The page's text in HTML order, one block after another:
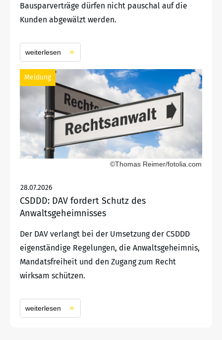
Bausparverträge dürfen nicht pauschal auf die
Kunden abgewälzt werden.
weiterlesen
Meldung
©Thomas Reimer/fotolia.com
28.07.2026
CSDDD: DAV fordert Schutz des
Anwaltsgeheimnisses
Der DAV verlangt bei der Umsetzung der CSDDD
eigenständige Regelungen, die Anwaltsgeheimnis,
Mandatsfreiheit und den Zugang zum Recht
wirksam schützen.
weiterlesen